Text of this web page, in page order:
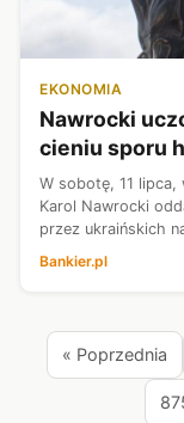
EKONOMIA
Nawrocki
cieniu sporu
W sobotę, 11 lipca,
Karol Nawrocki
przez ukraińskich
Bankier.pl
« Poprzednia